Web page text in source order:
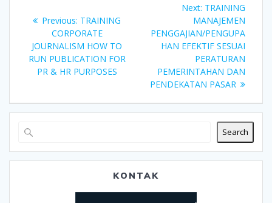
navigation
Previous: Previous
post:
TRAINING
CORPORATE
JOURNALISM HOW TO
RUN PUBLICATION FOR
PR & HR PURPOSES
Next: Next
post:
TRAINING
MANAJEMEN
PENGGAJIAN/PENGUPA
HAN EFEKTIF SESUAI
PERATURAN
PEMERINTAHAN DAN
PENDEKATAN PASAR
Search
KONTAK